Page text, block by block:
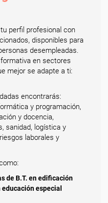
perfil profesional con
disponibles para
desempleadas.
en sectores
mejor se adapte a ti:
encontrarás:
y programación,
y docencia,
sanidad, logística y
laborales y
de B.T. en edificación
especial